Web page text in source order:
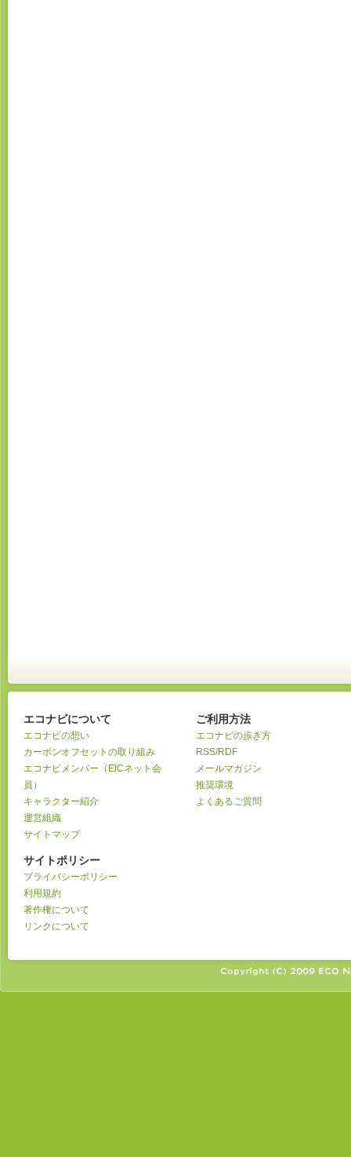
エコナビについて
エコナビの想い
カーボンオフセットの取り組み
エコナビメンバー（EICネット会
員）
キャラクター紹介
運営組織
サイトマップ
サイトポリシー
プライバシーポリシー
利用規約
著作権について
リンクについて
ご利用方法
エコナビの歩き方
RSS/RDF
メールマガジン
推奨環境
よくあるご質問